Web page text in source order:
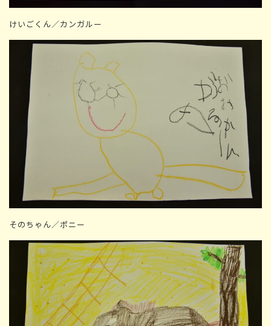
けいごくん／カンガルー
そのちゃん／ポニー